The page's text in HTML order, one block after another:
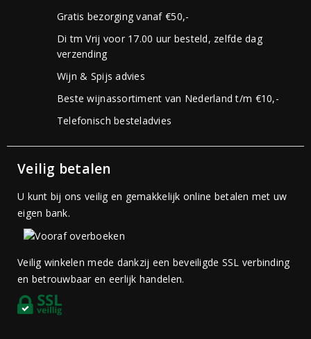
Gratis bezorging vanaf €50,-
Di tm Vrij voor 17.00 uur besteld, zelfde dag
verzending
Wijn & Spijs advies
Beste wijnassortiment van Nederland t/m €10,-
Telefonisch besteladvies
Veilig betalen
U kunt bij ons veilig en gemakkelijk online betalen met uw
eigen bank.
Veilig winkelen mede dankzij een beveiligde SSL verbinding
en betrouwbaar en eerlijk handelen.